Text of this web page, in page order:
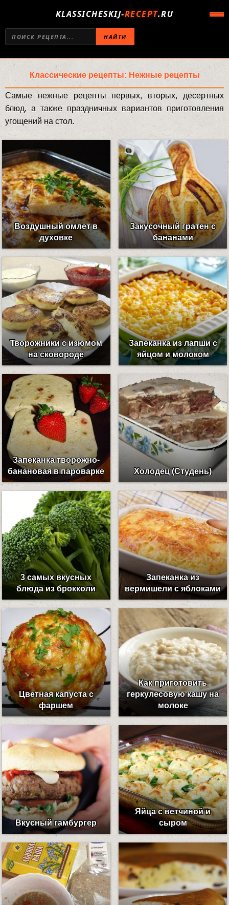
KLASSICHESKIJ-RECEPT.RU
НАЙТИ
Классические рецепты: Нежные рецепты
Самые нежные рецепты первых, вторых, десертных
блюд, а также праздничных вариантов приготовления
угощений на стол.
Воздушный омлет в
духовке
Закусочный гратен с
бананами
Творожники с изюмом
на сковороде
Запеканка из лапши с
яйцом и молоком
Запеканка творожно-
банановая в пароварке
Холодец (Студень)
3 самых вкусных
блюда из брокколи
Запеканка из
вермишели c яблоками
Цветная капуста с
фаршем
Как приготовить
геркулесовую кашу на
молоке
Вкусный гамбургер
Яйца с ветчиной и
сыром